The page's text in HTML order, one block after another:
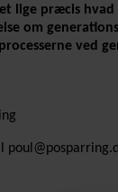
lige præcis
om
ved